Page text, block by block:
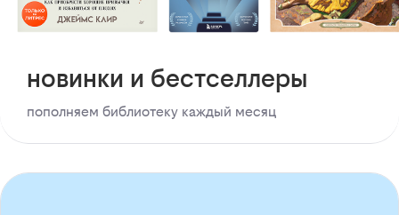
новинки и бестселлеры
пополняем библиотеку каждый месяц